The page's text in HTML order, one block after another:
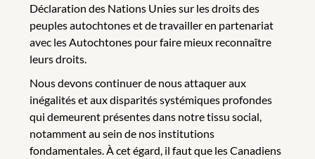
Déclaration des Nations Unies sur les droits des
peuples autochtones et de travailler en partenariat
avec les Autochtones pour faire mieux reconnaître
leurs droits.
Nous devons continuer de nous attaquer aux
inégalités et aux disparités systémiques profondes
qui demeurent présentes dans notre tissu social,
notamment au sein de nos institutions
fondamentales. À cet égard, il faut que les Canadiens